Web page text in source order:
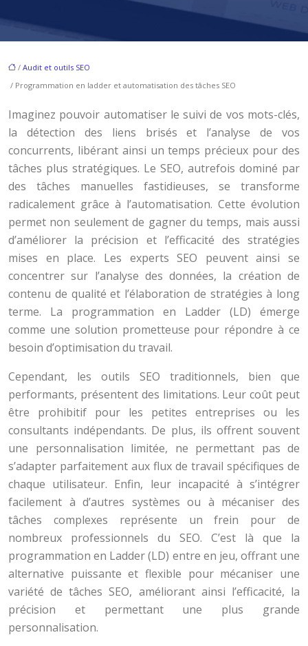
/ Audit et outils SEO
/ Programmation en ladder et automatisation des tâches SEO
Imaginez pouvoir automatiser le suivi de vos mots-clés,
la détection des liens brisés et l’analyse de vos
concurrents, libérant ainsi un temps précieux pour des
tâches plus stratégiques. Le SEO, autrefois dominé par
des tâches manuelles fastidieuses, se transforme
radicalement grâce à l’automatisation. Cette évolution
permet non seulement de gagner du temps, mais aussi
d’améliorer la précision et l’efficacité des stratégies
mises en place. Les experts SEO peuvent ainsi se
concentrer sur l’analyse des données, la création de
contenu de qualité et l’élaboration de stratégies à long
terme. La programmation en Ladder (LD) émerge
comme une solution prometteuse pour répondre à ce
besoin d’optimisation du travail.
Cependant, les outils SEO traditionnels, bien que
performants, présentent des limitations. Leur coût peut
être prohibitif pour les petites entreprises ou les
consultants indépendants. De plus, ils offrent souvent
une personnalisation limitée, ne permettant pas de
s’adapter parfaitement aux flux de travail spécifiques de
chaque utilisateur. Enfin, leur incapacité à s’intégrer
facilement à d’autres systèmes ou à mécaniser des
tâches complexes représente un frein pour de
nombreux professionnels du SEO. C’est là que la
programmation en Ladder (LD) entre en jeu, offrant une
alternative puissante et flexible pour mécaniser une
variété de tâches SEO, améliorant ainsi l’efficacité, la
précision et permettant une plus grande
personnalisation.